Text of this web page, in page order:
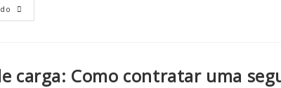
carga: Como contratar uma